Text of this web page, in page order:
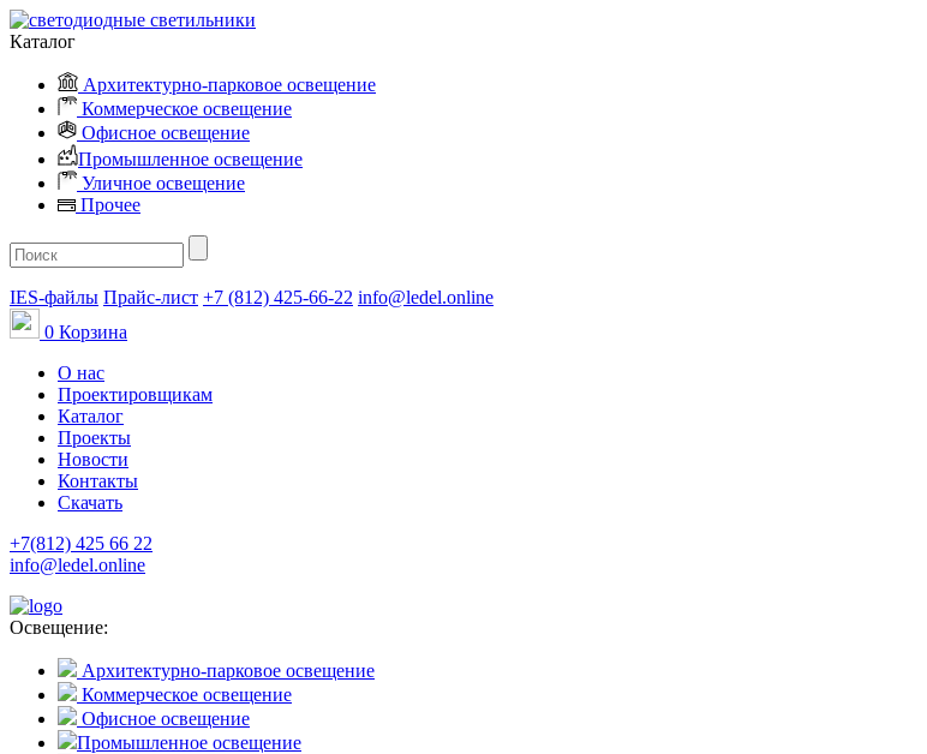
Каталог
Архитектурно-парковое освещение
Коммерческое освещение
Офисное освещение
Промышленное освещение
Уличное освещение
Прочее
IES-файлы Прайс-лист +7 (812) 425-66-22 info@ledel.online
0 Корзина
О нас
Проектировщикам
Каталог
Проекты
Новости
Контакты
Скачать
+7(812) 425 66 22
info@ledel.online
Освещение:
Архитектурно-парковое освещение
Коммерческое освещение
Офисное освещение
Промышленное освещение